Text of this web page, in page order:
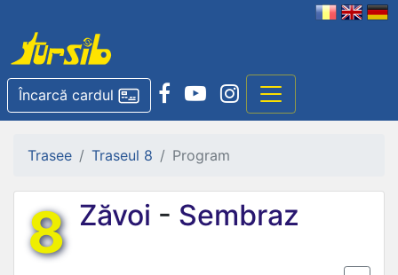
Încarcă cardul
Trasee Traseul 8 Program
8 Zăvoi - Sembraz